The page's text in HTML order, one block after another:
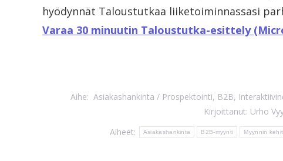
hyödynnät Taloustutkaa liiketoiminnassasi
Varaa 30 minuutin Taloustutka-esittely
Aihe: Asiakashankinta / Prospektointi, B2B,
Kirjoittanut: Urho
Aiheet:
Asiakashankinta B2B-myynti Myynnin